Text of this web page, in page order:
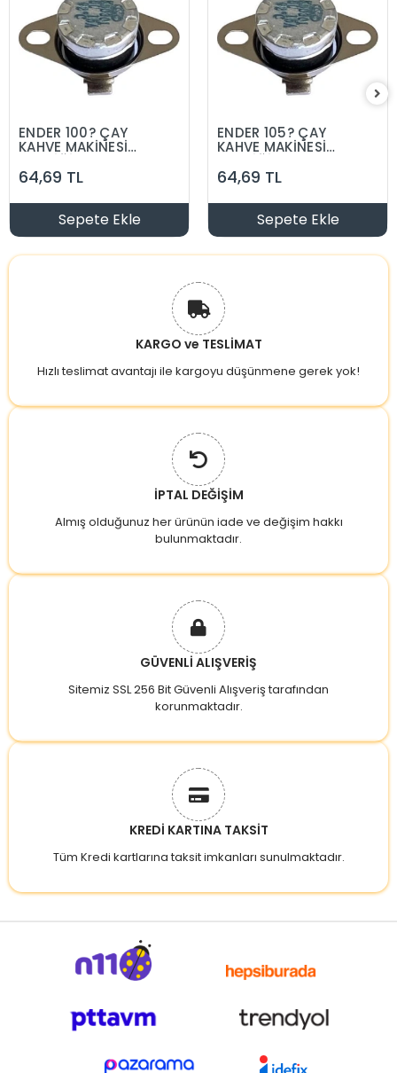
ENDER 100? ÇAY
KAHVE MAKİNESİ
64,69 TL
Sepete Ekle
ENDER 105? ÇAY
KAHVE MAKİNESİ
64,69 TL
Sepete Ekle
KARGO ve TESLİMAT
Hızlı teslimat avantajı ile kargoyu düşünmene gerek yok!
İPTAL DEĞİŞİM
Almış olduğunuz her ürünün iade ve değişim hakkı
bulunmaktadır.
GÜVENLİ ALIŞVERİŞ
Sitemiz SSL 256 Bit Güvenli Alışveriş tarafından
korunmaktadır.
KREDİ KARTINA TAKSİT
Tüm Kredi kartlarına taksit imkanları sunulmaktadır.